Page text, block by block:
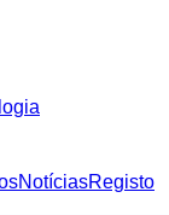
NotíciasRegisto